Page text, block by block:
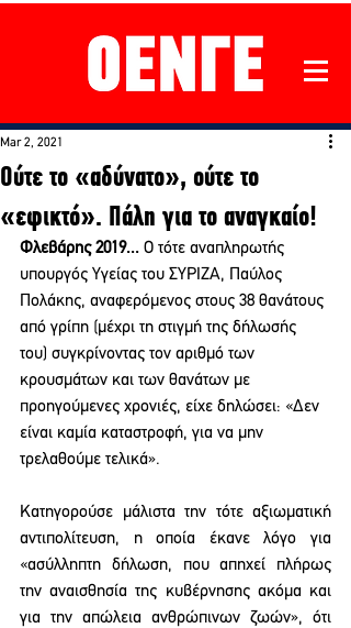
Ούτε το «αδύνατο», ούτε το
«εφικτό». Πάλη για το αναγκαίο!
Mar 2, 2021
Φλεβάρης 2019... Ο τότε αναπληρωτής
υπουργός Υγείας του ΣΥΡΙΖΑ, Παύλος
Πολάκης, αναφερόμενος στους 38 θανάτους
από γρίπη (μέχρι τη στιγμή της δήλωσής
του) συγκρίνοντας τον αριθμό των
κρουσμάτων και των θανάτων με
προηγούμενες χρονιές, είχε δηλώσει: «Δεν
είναι καμία καταστροφή, για να μην
τρελαθούμε τελικά».
Κατηγορούσε μάλιστα την τότε αξιωματική
αντιπολίτευση, η οποία έκανε λόγο για
«ασύλληπτη δήλωση, που απηχεί πλήρως
την αναισθησία της κυβέρνησης ακόμα και
για την απώλεια ανθρώπινων ζωών», ότι